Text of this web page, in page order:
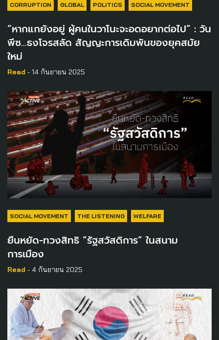
CORRUPTION GLOBAL POLITICS SOCIAL MOVEMENT
“หากแกยังอยู่ ผู้คนในวาโนะจะอดอยากต่อไป” : วัน
พีซ…ธงโจรสลัด สัญญะการเดิมพันของยุคสมัย
ใหม่
Read - 14 กันยายน 2025
SOCIAL MOVEMENT THE LISTENING WELFARE
ยืนหยัด-ทวงสิทธิ “รัฐสวัสดิการ” ในสนาม
การเมือง
Read - 4 กันยายน 2025